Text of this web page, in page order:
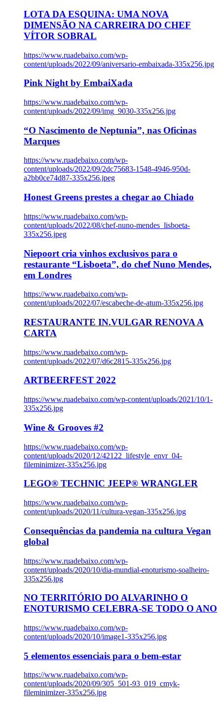
LOTA DA ESQUINA: UMA NOVA
DIMENSÃO NA CARREIRA DO CHEF
VÍTOR SOBRAL
https://www.ruadebaixo.com/wp-
content/uploads/2022/09/aniversario-embaixada-335x256.jpg
Pink Night by EmbaiXada
https://www.ruadebaixo.com/wp-
content/uploads/2022/09/img_9030-335x256.jpg
“O Nascimento de Neptunia”, nas Oficinas
Marques
https://www.ruadebaixo.com/wp-
content/uploads/2022/09/2dc75683-1548-4946-950d-
a2bb0ce74d87-335x256.jpeg
Honest Greens prestes a chegar ao Chiado
https://www.ruadebaixo.com/wp-
content/uploads/2022/08/chef-nuno-mendes_lisboeta-
335x256.jpeg
Niepoort cria vinhos exclusivos para o
restaurante “Lisboeta”, do chef Nuno Mendes,
em Londres
https://www.ruadebaixo.com/wp-
content/uploads/2022/07/escabeche-de-atum-335x256.jpg
RESTAURANTE IN.VULGAR RENOVA A
CARTA
https://www.ruadebaixo.com/wp-
content/uploads/2022/07/d6c2815-335x256.jpg
ARTBEERFEST 2022
https://www.ruadebaixo.com/wp-content/uploads/2021/10/1-
335x256.jpg
Wine & Grooves #2
https://www.ruadebaixo.com/wp-
content/uploads/2020/12/42122_lifestyle_envr_04-
fileminimizer-335x256.jpg
LEGO® TECHNIC JEEP® WRANGLER
https://www.ruadebaixo.com/wp-
content/uploads/2020/11/cultura-vegan-335x256.jpg
Consequências da pandemia na cultura Vegan
global
https://www.ruadebaixo.com/wp-
content/uploads/2020/10/dia-mundial-enoturismo-soalheiro-
335x256.jpg
NO TERRITÓRIO DO ALVARINHO O
ENOTURISMO CELEBRA-SE TODO O ANO
https://www.ruadebaixo.com/wp-
content/uploads/2020/10/image1-335x256.jpg
5 elementos essenciais para o bem-estar
https://www.ruadebaixo.com/wp-
content/uploads/2020/09/305_501-93_019_cmyk-
fileminimizer-335x256.jpg